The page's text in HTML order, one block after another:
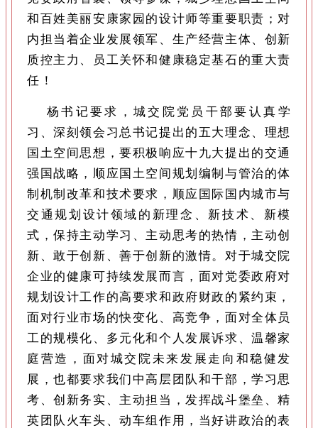
和百姓美丽安康家园的设计师等重要职责；对
内担当着企业发展领军、生产经营主体、创新
质控主力、员工关怀和健康稳定基石的重大责
任！
杨书记要求，城交院党员干部要认真学
习、深刻领会习总书记提出的五大理念、理想
国土空间思想，要积极响应十九大提出的交通
强国战略，顺应国土空间规划编制与管治的体
制机制改革和技术要求，顺应国际国内城市与
交通规划设计领域的新理念、新技术、新模
式，保持主动学习、主动思考的热情，主动创
新、敢于创新、善于创新的激情。对于城交院
企业的健康可持续发展而言，面对党委政府对
规划设计工作的高要求和政府财政的紧约束，
面对行业市场的快变化、高竞争，面对全体员
工的规模化、多元化和个人发展诉求、温馨家
庭营造，面对城交院未来发展走向和稳健发
展，也都要求我们中高层团队和干部，学习思
考、创新务实、主动担当，发挥战斗堡垒、精
英团队火车头、动车组作用，当好讲政治的表